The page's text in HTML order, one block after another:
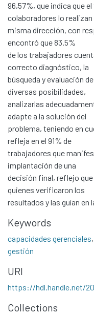
Communities &
All of DSpace
Statistics
Contacto
Políticas
96,57%, que indica que
colaboradores lo realizan
misma dirección, con
encontró que 83.5%
de los trabajadores
correcto diagnóstico, la
búsqueda y evaluación
diversas posibilidades,
analizarlas
adapte a la solución del
problema, teniendo en
refleja en el 91% de
trabajadores que
implantación de una
decisión final, reflejo
quienes verificaron los
resultados y las guían en
Keywords
capacidades gerenciales,
gestión
URI
https://hdl.handle.net/
Collections